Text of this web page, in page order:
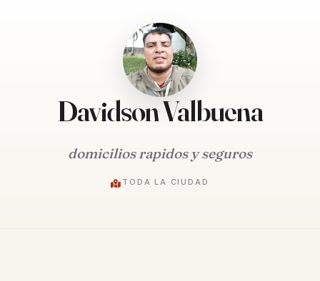
Davidson Valbuena
domicilios rapidos y seguros
TODA LA CIUDAD